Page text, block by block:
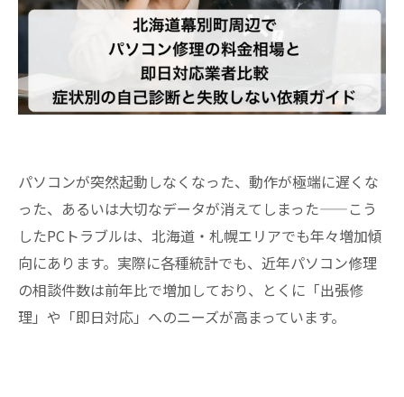
パソコンが突然起動しなくなった、動作が極端に遅くな
った、あるいは大切なデータが消えてしまった——こう
したPCトラブルは、北海道・札幌エリアでも年々増加傾
向にあります。実際に各種統計でも、近年パソコン修理
の相談件数は前年比で増加しており、とくに「出張修
理」や「即日対応」へのニーズが高まっています。